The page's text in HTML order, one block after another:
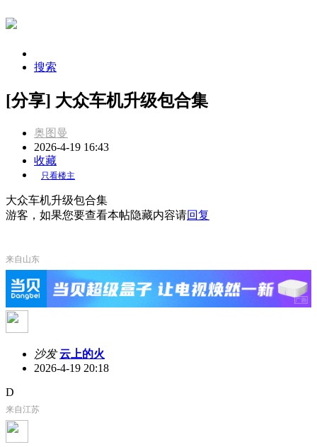
搜索
[分享] 大众车机升级包合集
奥图曼
2026-4-19 16:43
收藏
只看楼主
大众车机升级包合集
游客，如果您要查看本帖隐藏内容请回复
来自山东
沙发 云上的火
2026-4-19 20:18
D
来自江苏